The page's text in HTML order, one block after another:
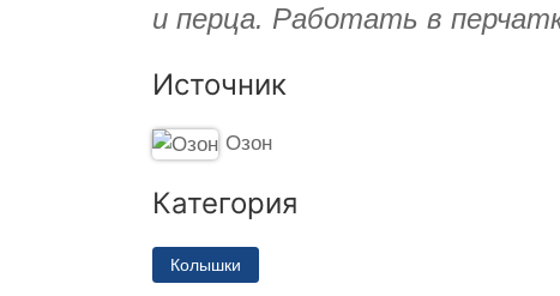
и перца. Работать в
Источник
Озон
Категория
Колышки